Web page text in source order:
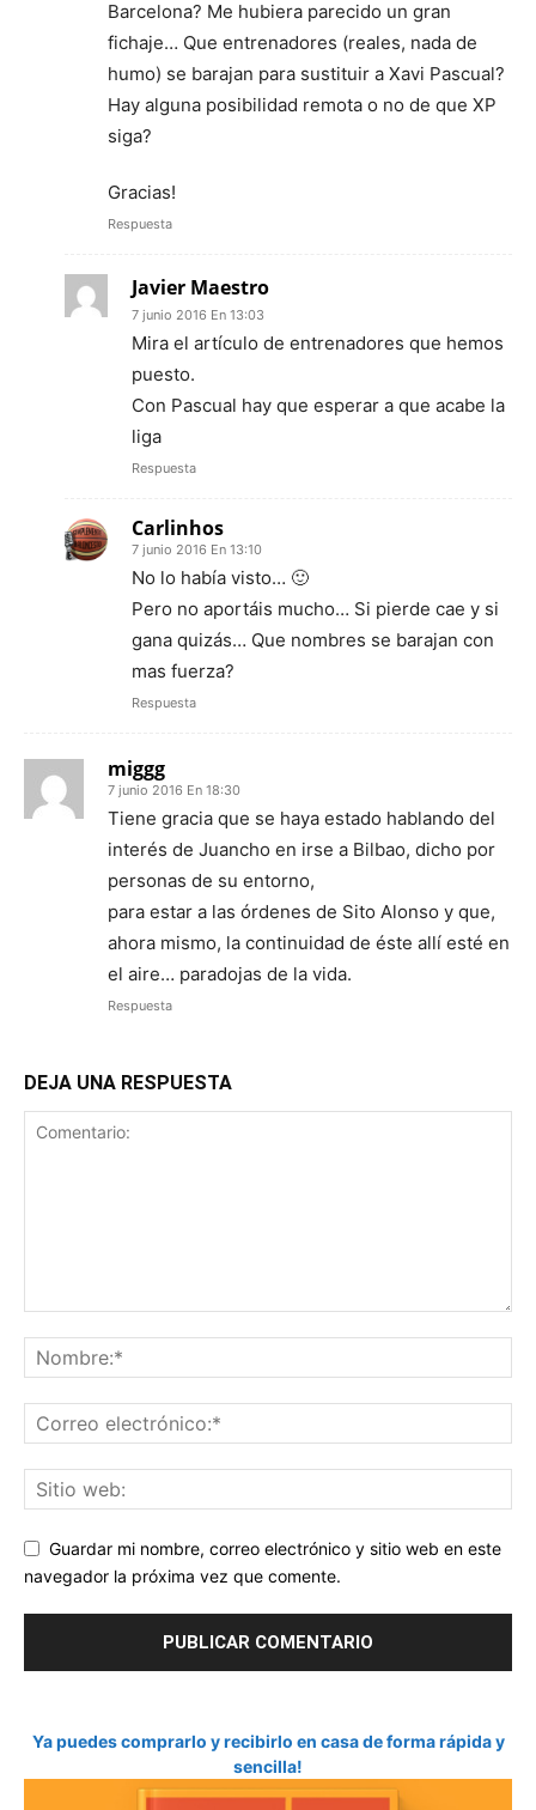
Barcelona? Me hubiera parecido un gran
fichaje… Que entrenadores (reales, nada de
humo) se barajan para sustituir a Xavi Pascual?
Hay alguna posibilidad remota o no de que XP
siga?
Gracias!
Respuesta
Javier Maestro
7 junio 2016 En 13:03
Mira el artículo de entrenadores que hemos
puesto.
Con Pascual hay que esperar a que acabe la
liga
Respuesta
Carlinhos
7 junio 2016 En 13:10
No lo había visto… 🙂
Pero no aportáis mucho… Si pierde cae y si
gana quizás… Que nombres se barajan con
mas fuerza?
Respuesta
miggg
7 junio 2016 En 18:30
Tiene gracia que se haya estado hablando del
interés de Juancho en irse a Bilbao, dicho por
personas de su entorno,
para estar a las órdenes de Sito Alonso y que,
ahora mismo, la continuidad de éste allí esté en
el aire… paradojas de la vida.
Respuesta
DEJA UNA RESPUESTA
Guardar mi nombre, correo electrónico y sitio web en este
navegador la próxima vez que comente.
Ya puedes comprarlo y recibirlo en casa de forma rápida y
sencilla!